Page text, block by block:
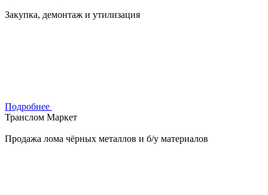
Закупка, демонтаж и утилизация
Подробнее
Транслом Маркет
Продажа лома чёрных металлов и б/у материалов